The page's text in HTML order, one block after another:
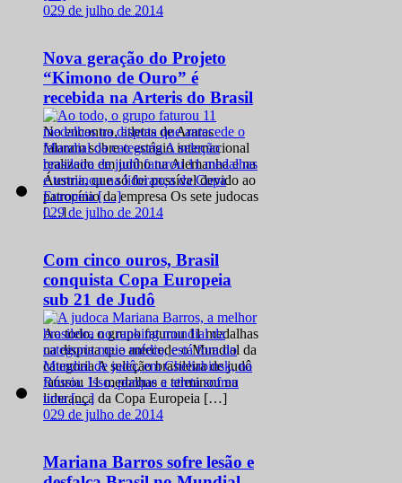
029 de julho de 2014
Nova geração do Projeto
“Kimono de Ouro” é
recebida na Arteris do Brasil
No encontro, atletas de Araras
falaram sobre o estágio internacional
realizado em junho na Alemanha e na
Áustria, que só foi possível devido ao
patrocínio da empresa Os sete judocas
[…]
029 de julho de 2014
Com cinco ouros, Brasil
conquista Copa Europeia
sub 21 de Judô
Ao todo, o grupo faturou 11 medalhas
na disputa que antecede o Mundial da
categoria A seleção brasileira de judô
faturou 11 medalhas e terminou na
liderança da Copa Europeia […]
029 de julho de 2014
Mariana Barros sofre lesão e